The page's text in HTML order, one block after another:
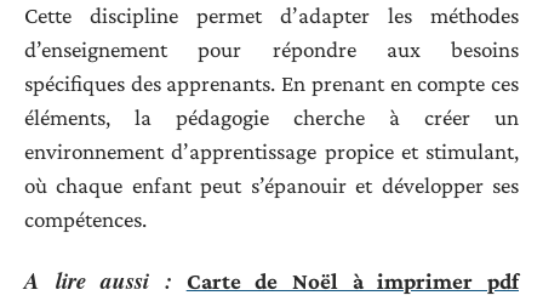
Cette discipline permet d’adapter les méthodes
d’enseignement pour répondre aux besoins
spécifiques des apprenants. En prenant en compte ces
éléments, la pédagogie cherche à créer un
environnement d’apprentissage propice et stimulant,
où chaque enfant peut s’épanouir et développer ses
compétences.
A lire aussi : Carte de Noël à imprimer pdf